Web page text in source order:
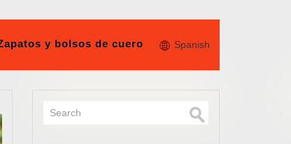
y bolsos de cuero Spanish